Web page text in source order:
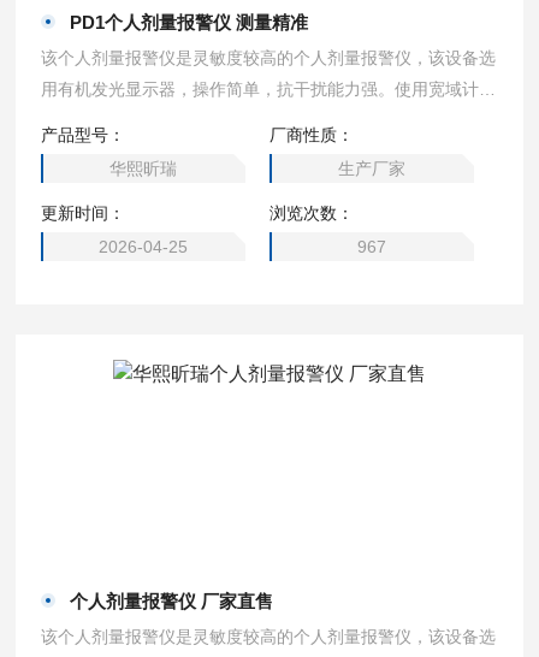
PD1个人剂量报警仪 测量精准
该个人剂量报警仪是灵敏度较高的个人剂量报警仪，该设备选
用有机发光显示器，操作简单，抗干扰能力强。使用宽域计数
即发出警报提醒工作人员注意安全。设备指标符合国家标准及
国际标准，是辐射监测行业个体监测剂量仪。PD1个人剂量报
警仪 测量精准
产品型号：
华熙昕瑞
厂商性质：
生产厂家
更新时间：
2026-04-25
浏览次数：
967
个人剂量报警仪 厂家直售
该个人剂量报警仪是灵敏度较高的个人剂量报警仪，该设备选